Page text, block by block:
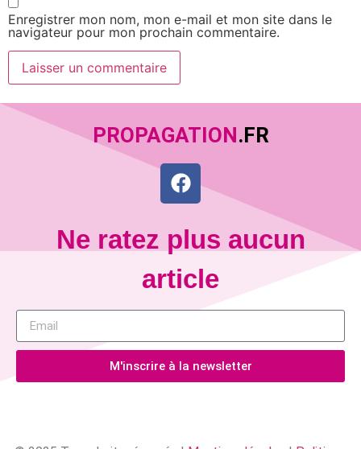
Enregistrer mon nom, mon e-mail et mon site dans le
navigateur pour mon prochain commentaire.
PROPAGATION.FR
Ne ratez plus aucun
article
M'inscrire à la newsletter